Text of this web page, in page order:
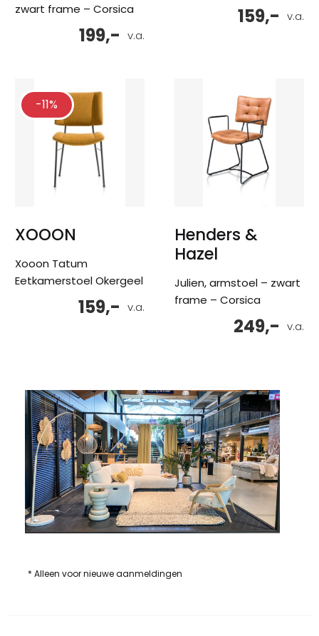
zwart frame – Corsica
v.a.
199,-
v.a.
159,-
-11%
XOOON
Xooon Tatum
Eetkamerstoel Okergeel
v.a.
159,-
Henders &
Hazel
Julien, armstoel – zwart
frame – Corsica
v.a.
249,-
* Alleen voor nieuwe aanmeldingen